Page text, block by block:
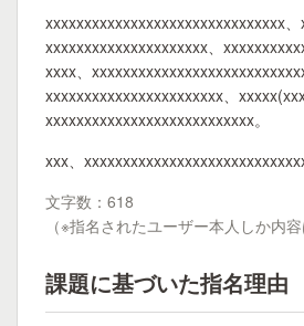
xxxxxxxxxxxxxxxxxxxxxxxxxxxxxxx
xxxxxxxxxxxxxxxxxxxxx、
xxxx、
xxxxxxxxxxxxxxxxxxxxxxx、
xxxxxxxxxxxxxxxxxxxxxxxxxxx。
xxx、
文字数：618
（※指名されたユーザー本人しか内
課題に基づいた指名理由